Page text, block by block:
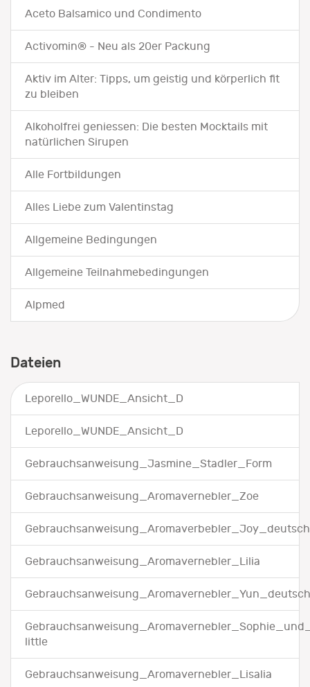
Aceto Balsamico und Condimento
Activomin® - Neu als 20er Packung
Aktiv im Alter: Tipps, um geistig und körperlich fit
zu bleiben
Alkoholfrei geniessen: Die besten Mocktails mit
natürlichen Sirupen
Alle Fortbildungen
Alles Liebe zum Valentinstag
Allgemeine Bedingungen
Allgemeine Teilnahmebedingungen
Alpmed
Dateien
Leporello_WUNDE_Ansicht_D
Leporello_WUNDE_Ansicht_D
Gebrauchsanweisung_Jasmine_Stadler_Form
Gebrauchsanweisung_Aromavernebler_Zoe
Gebrauchsanweisung_Aromaverbebler_Joy_deutsch
Gebrauchsanweisung_Aromavernebler_Lilia
Gebrauchsanweisung_Aromavernebler_Yun_deutsch
little
Gebrauchsanweisung_Aromavernebler_Lisalia